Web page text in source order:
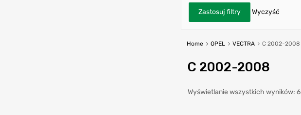
Zastosuj filtry Wyczyść
Home OPEL VECTRA C 2002-2008
C 2002-2008
Wyświetlanie wszystkich wyników: 6